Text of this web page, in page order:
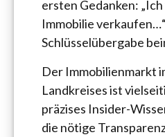
ersten Gedanken:
Immobilie
Schlüsselübergabe
Der Immobilienmarkt
Landkreises ist
präzises Insider-
die nötige